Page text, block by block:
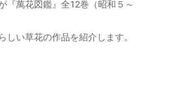
『萬花図鑑』全12巻（昭和５～
い草花の作品を紹介します。